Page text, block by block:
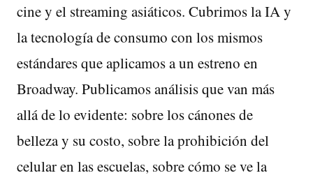
cine y el streaming asiáticos. Cubrimos la IA y
la tecnología de consumo con los mismos
estándares que aplicamos a un estreno en
Broadway. Publicamos análisis que van más
allá de lo evidente: sobre los cánones de
belleza y su costo, sobre la prohibición del
celular en las escuelas, sobre cómo se ve la